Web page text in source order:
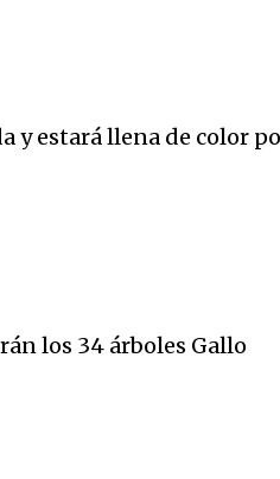
y estará llena de color
los 34 árboles Gallo